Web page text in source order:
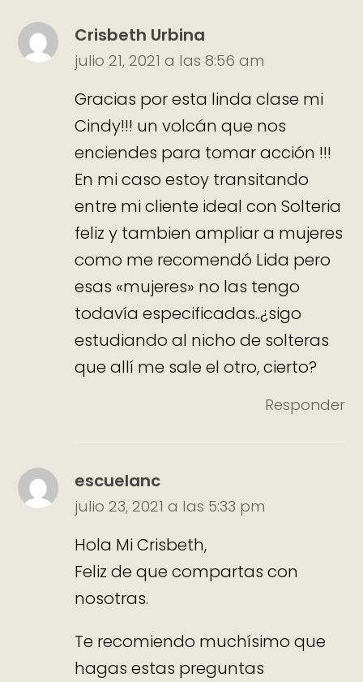
Crisbeth Urbina
julio 21, 2021 a las 8:56 am
Gracias por esta linda clase mi
Cindy!!! un volcán que nos
enciendes para tomar acción !!!
En mi caso estoy transitando
entre mi cliente ideal con Solteria
feliz y tambien ampliar a mujeres
como me recomendó Lida pero
esas «mujeres» no las tengo
todavía especificadas..¿sigo
estudiando al nicho de solteras
que allí me sale el otro, cierto?
Responder
escuelanc
julio 23, 2021 a las 5:33 pm
Hola Mi Crisbeth,
Feliz de que compartas con
nosotras.
Te recomiendo muchísimo que
hagas estas preguntas